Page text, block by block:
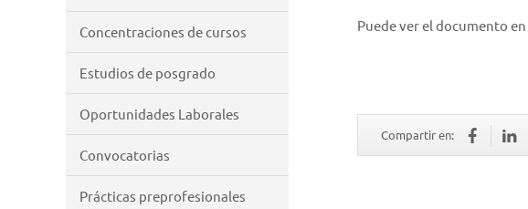
Concentraciones de cursos
Estudios de posgrado
Oportunidades Laborales
Convocatorias
Prácticas preprofesionales
Puede ver el documento en
Compartir en: